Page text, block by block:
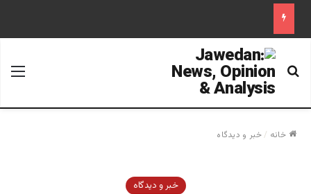
جستجو برای
خانه /خبر و دیدگاه
خبر و دیدگاه